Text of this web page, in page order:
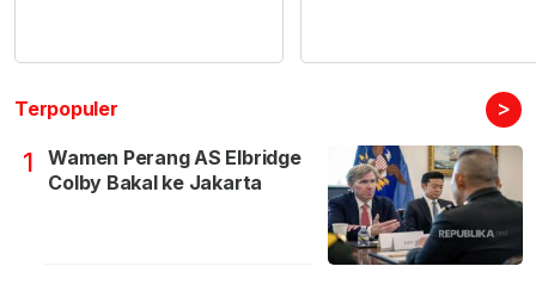
Terpopuler >
1
Wamen Perang AS Elbridge
Colby Bakal ke Jakarta